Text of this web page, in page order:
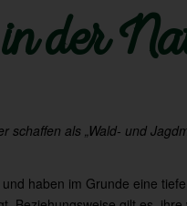
der
schaffen als „Wald- und
haben im Grunde eine